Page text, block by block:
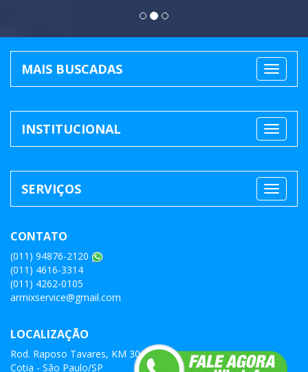
MAIS BUSCADAS
INSTITUCIONAL
SERVIÇOS
(011) 94876-2120
(011) 4616-3314
(011) 4262-0105
armixservice@gmail.com
Rod. Raposo Tavares, KM 30
Cotia - São Paulo/SP
06846-110